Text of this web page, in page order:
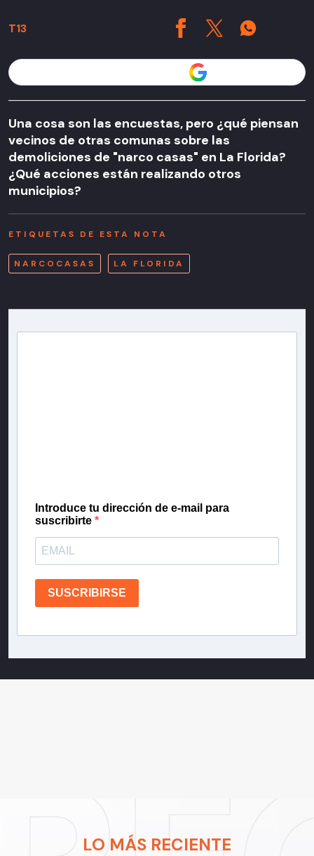
T13
Una cosa son las encuestas, pero ¿qué piensan
vecinos de otras comunas sobre las
demoliciones de "narco casas" en La Florida?
¿Qué acciones están realizando otros
municipios?
ETIQUETAS DE ESTA NOTA
NARCOCASAS LA FLORIDA
Introduce tu dirección de e-mail para
suscribirte
SUSCRIBIRSE
LO MÁS RECIENTE